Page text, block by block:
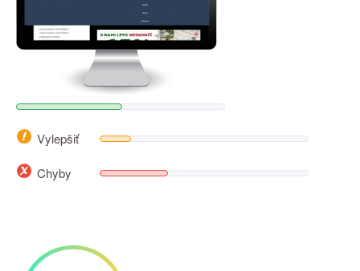
Vylepšiť
Chyby